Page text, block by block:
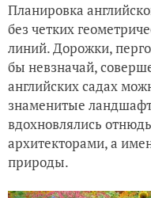
Планировка
без четких
линий. Дорожки,
бы невзначай,
английских садах
знаменитые
вдохновлялись
архитекторами, а
природы.